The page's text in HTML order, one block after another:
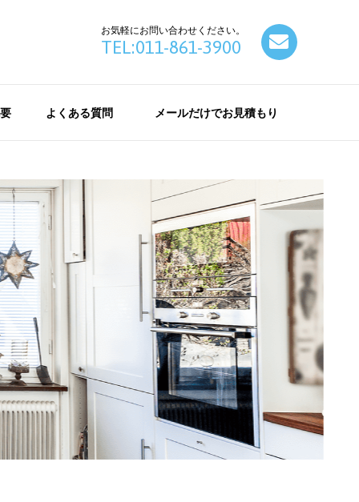
お気軽にお問い合わせください。
TEL:011-861-3900
よくある質問 メールだけでお見積もり